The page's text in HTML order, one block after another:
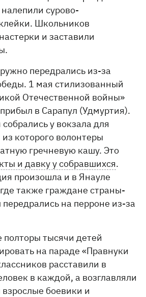
сурово-
Школьников
и заставили
передрались из-за
1 мая стилизованный
Отечественной войны»
в Сарапул (Удмуртия).
у вокзала для
из которого волонтеры
гречневую кашу. Это
и давку у собравшихся.
произошла и в Янауле
также граждане страны-
на перроне из-за
полторы тысячи детей
на параде «Правнуки
расставили в
в каждой, а возглавляли
боевики и